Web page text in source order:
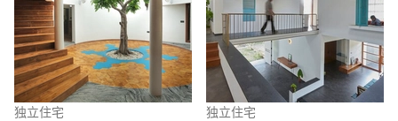
独立住宅
独立住宅